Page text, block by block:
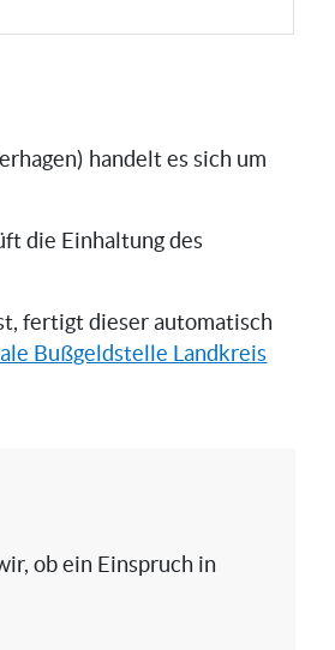
handelt es sich um
die Einhaltung des
fertigt dieser automatisch
Bußgeldstelle Landkreis
ob ein Einspruch in